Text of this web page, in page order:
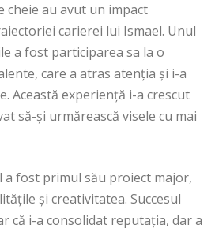
cheie au avut un impact
carierei lui Ismael. Unul
a fost participarea sa la o
care a atras atenția și i-a
Această experiență i-a crescut
să-și urmărească visele cu mai
a fost primul său proiect major,
și creativitatea. Succesul
că i-a consolidat reputația, dar a